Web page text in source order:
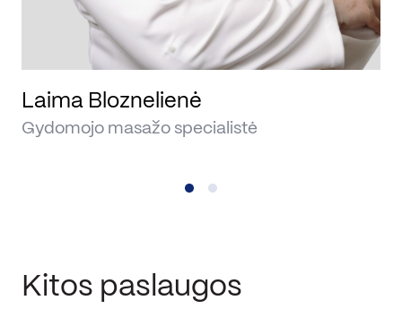
Laima Bloznelienė
Gydomojo masažo specialistė
Kitos paslaugos